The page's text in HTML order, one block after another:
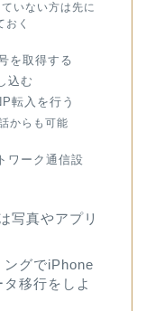
いない方は先に
おく
を取得する
込む
転入を行う
からも可能
ワーク通信設
写真やアプリ
グでiPhone
移行をしよ